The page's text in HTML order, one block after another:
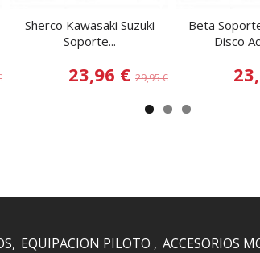
Sherco Kawasaki Suzuki
Soporte...
23,96 € 29,95 €
Beta
Disco
EQUIPACION PILOTO ACCESORIOS